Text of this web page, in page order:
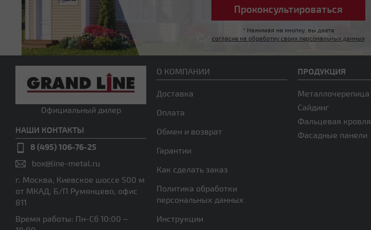
*Нажимая на кнопку, вы даете
согласие на обработку своих персональных данных
Официальный дилер
НАШИ КОНТАКТЫ
8 (495) 106-76-25
box@line-metal.ru
г. Москва, Киевское шоссе 500 м
от МКАД, Б/П Румянцево, офис
811
Время работы: Пн-Сб 10:00 –
О КОМПАНИИ
Доставка
Оплата
Обмен и возврат
Гарантии
Как сделать заказ
Политика обработки
персональных данных
Инструкции
ПРОДУКЦИЯ
Металлочерепица
Сайдинг
Фальцевая кровля
Фасадные панели